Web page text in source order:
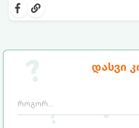
დასვი
შედეგების
მიზნებზე
ხაზს უსვამს,
ურთიერთობებს.
მშობლებმა